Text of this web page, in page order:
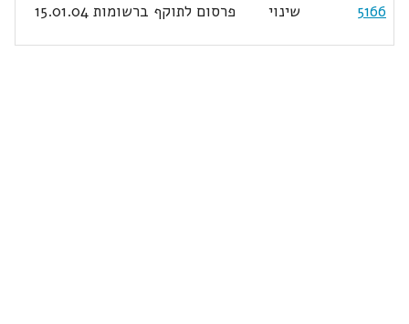
5166
שינוי פרסום לתוקף ברשומות 15.01.04